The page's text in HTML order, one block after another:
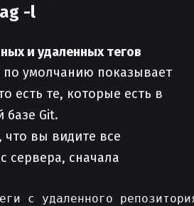
-l
и удаленных тегов
умолчанию показывает
есть те, которые есть в
базе Git.
что вы видите все
сервера, сначала
с удаленного